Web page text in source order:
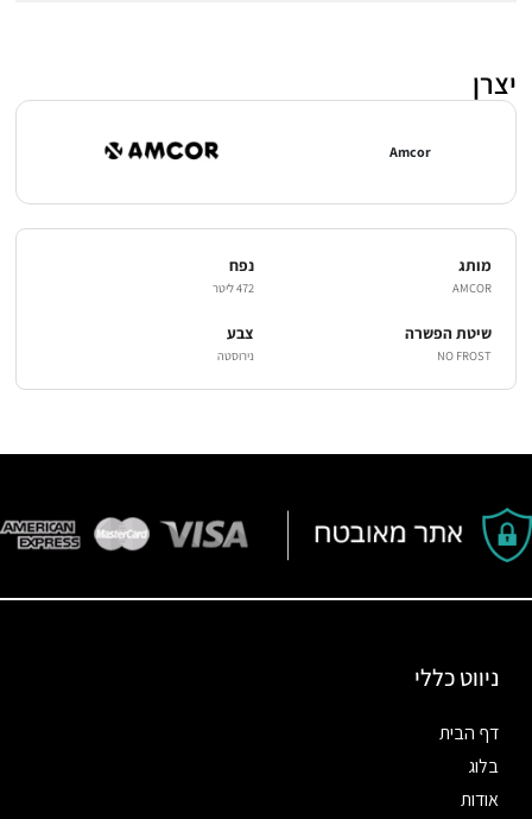
יצרן
Amcor
מותג
AMCOR
נפח
472 ליטר
שיטת הפשרה
NO FROST
צבע
נירוסטה
ניווט כללי
דף הבית
בלוג
אודות